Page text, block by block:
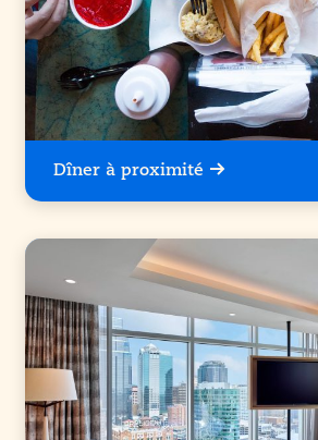
Dîner à proximité